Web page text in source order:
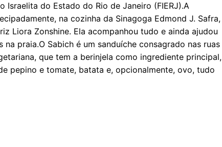
Israelita do Estado do Rio de Janeiro (FIERJ).A
na cozinha da Sinagoga Edmond J. Safra,
Liora Zonshine. Ela acompanhou tudo e ainda ajudou
praia.O Sabich é um sanduíche consagrado nas ruas
que tem a berinjela como ingrediente principal,
pepino e tomate, batata e, opcionalmente, ovo, tudo